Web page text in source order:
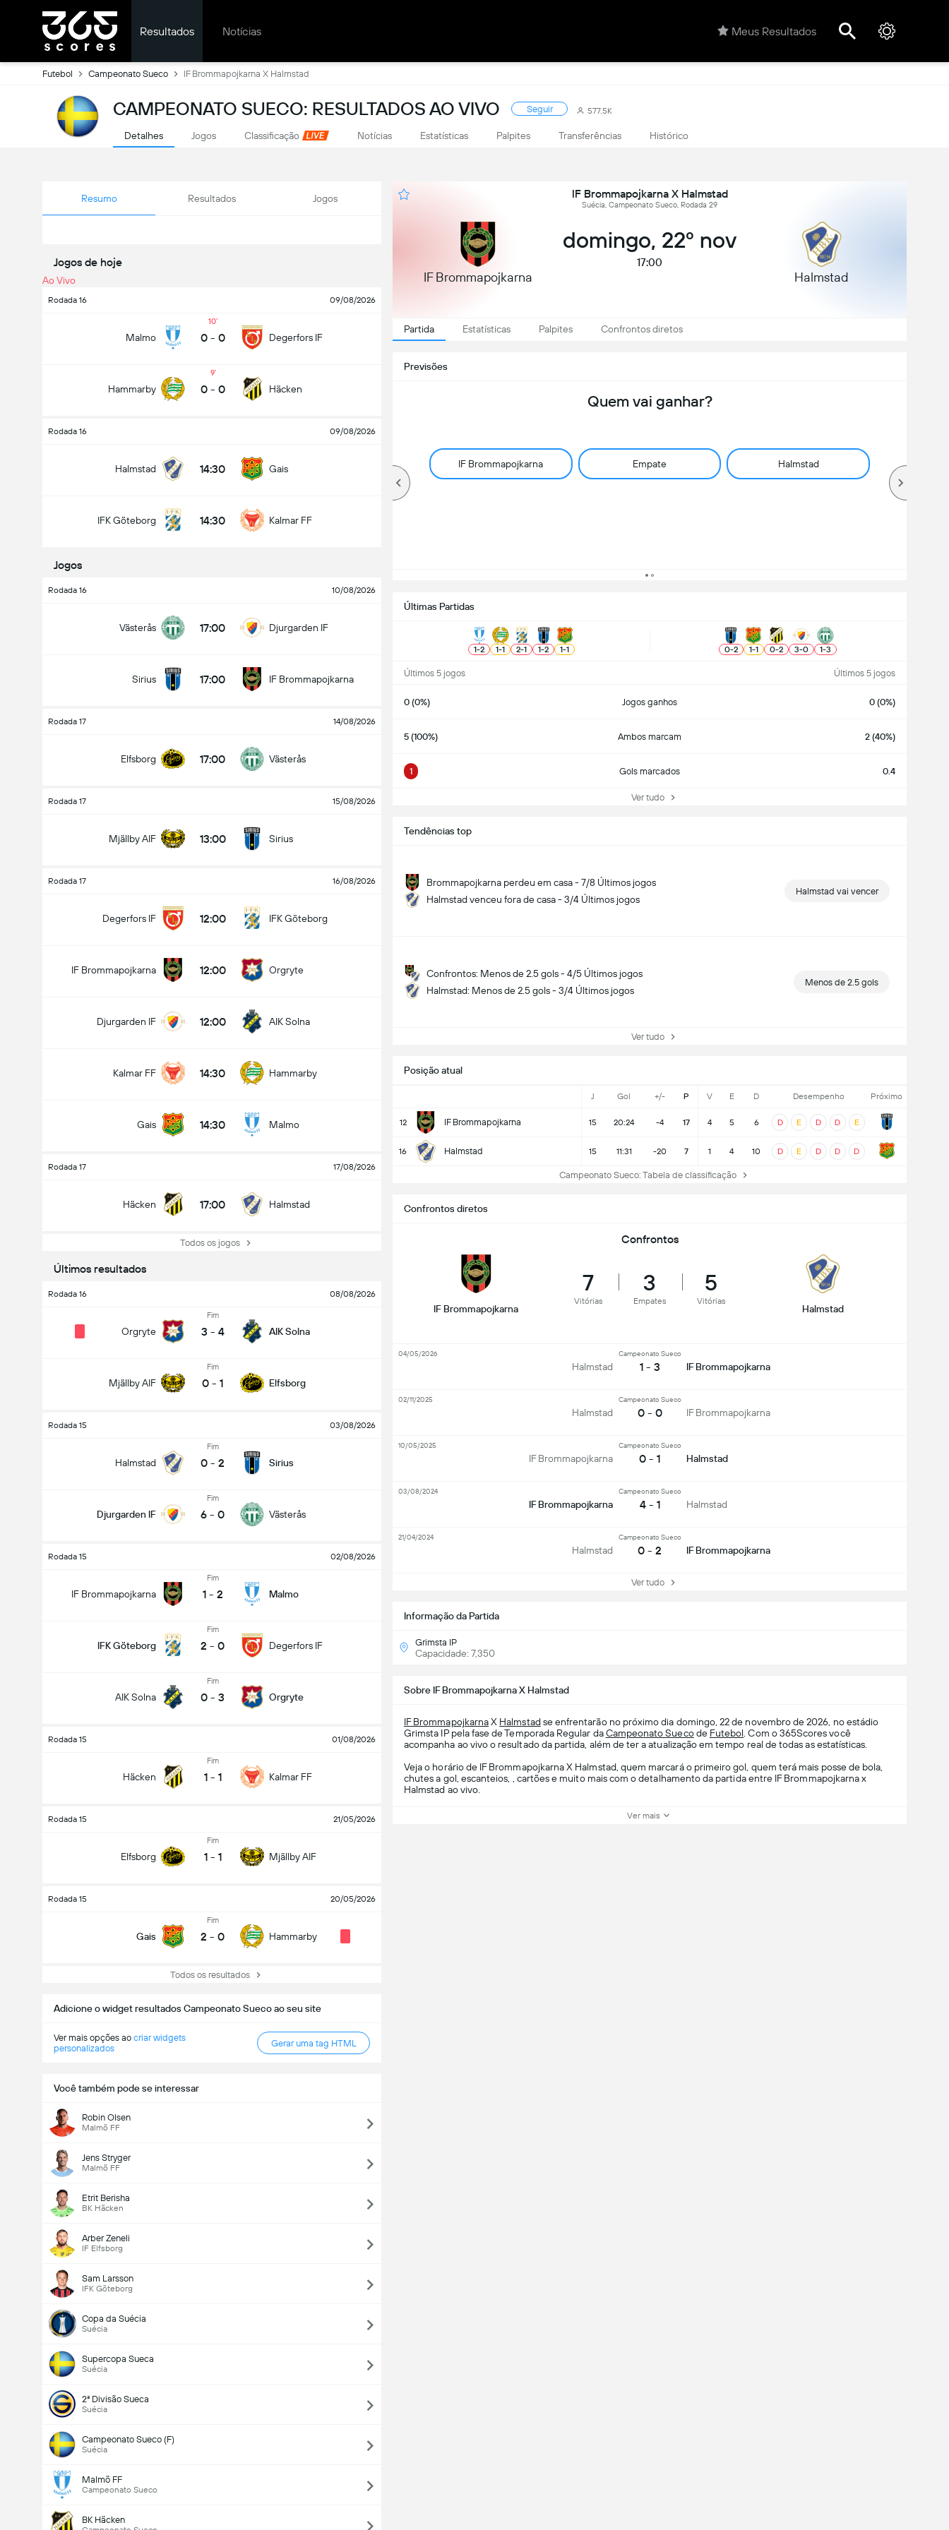
Resultados Notícias Meus Resultados
Futebol Campeonato Sueco IF Brommapojkarna X Halmstad
CAMPEONATO SUECO: RESULTADOS AO VIVO Seguir 577.5K
Detalhes Jogos Classificação Notícias Estatísticas Palpites Transferências Histórico
Resumo Resultados Jogos
Jogos de hoje
Ao Vivo
Rodada 16 09/08/2026
Malmo
10
0 - 0 Degerfors IF
Hammarby
9
0 - 0 Häcken
Rodada 16 09/08/2026
Halmstad 14:30 Gais
IFK Göteborg 14:30 Kalmar FF
Jogos
Rodada 16 10/08/2026
Västerås 17:00 Djurgarden IF
Sirius 17:00 IF Brommapojkarna
Rodada 17 14/08/2026
Elfsborg 17:00 Västerås
Rodada 17 15/08/2026
Mjällby AIF 13:00 Sirius
Rodada 17 16/08/2026
Degerfors IF 12:00 IFK Göteborg
IF Brommapojkarna 12:00 Orgryte
Djurgarden IF 12:00 AIK Solna
Kalmar FF 14:30 Hammarby
Gais 14:30 Malmo
Rodada 17 17/08/2026
Häcken 17:00 Halmstad
Todos os jogos
Últimos resultados
Rodada 16 08/08/2026
Orgryte
Fim
3 - 4 AIK Solna
Mjällby AIF
Fim
0 - 1 Elfsborg
Rodada 15 03/08/2026
Halmstad
Fim
0 - 2 Sirius
Djurgarden IF
Fim
6 - 0 Västerås
Rodada 15 02/08/2026
IF Brommapojkarna
Fim
1 - 2 Malmo
IFK Göteborg
Fim
2 - 0 Degerfors IF
AIK Solna
Fim
0 - 3 Orgryte
Rodada 15 01/08/2026
Häcken
Fim
1 - 1 Kalmar FF
Rodada 15 21/05/2026
Elfsborg
Fim
1 - 1 Mjällby AIF
Rodada 15 20/05/2026
Gais
Fim
2 - 0 Hammarby
Todos os resultados
Adicione o widget resultados Campeonato Sueco ao seu site
Ver mais opções ao criar widgets
personalizados
Gerar uma tag HTML
Você também pode se interessar
Robin Olsen
Malmö FF
Jens Stryger
Malmö FF
Etrit Berisha
BK Häcken
Arber Zeneli
IF Elfsborg
Sam Larsson
IFK Göteborg
Copa da Suécia
Suécia
Supercopa Sueca
Suécia
2ª Divisão Sueca
Suécia
Campeonato Sueco (F)
Suécia
Malmö FF
Campeonato Sueco
BK Häcken
IF Brommapojkarna X Halmstad
Suécia, Campeonato Sueco, Rodada 29
IF Brommapojkarna
domingo, 22º nov
17:00
Halmstad
Partida Estatísticas Palpites Confrontos diretos
Previsões
Quem vai ganhar?
IF Brommapojkarna Empate Halmstad
Total de Gols (2.5)
Mais que
Últimas Partidas
1-2 1-1 2-1 1-2 1-1 0-2 1-1 0-2 3-0 1-3
Últimos 5 jogos Últimos 5 jogos
0 (0%) Jogos ganhos 0 (0%)
5 (100%) Ambos marcam 2 (40%)
1 Gols marcados 0.4
Ver tudo
Tendências top
Brommapojkarna perdeu em casa - 7/8 Últimos jogos
Halmstad venceu fora de casa - 3/4 Últimos jogos
Halmstad vai vencer
Confrontos: Menos de 2.5 gols - 4/5 Últimos jogos
Halmstad: Menos de 2.5 gols - 3/4 Últimos jogos
Menos de 2.5 gols
Ver tudo
Posição atual
J Gol +/- P V E D Desempenho Próximo
12 IF Brommapojkarna 15 20:24 -4 17 4 5 6 D E D D E
16 Halmstad 15 11:31 -20 7 1 4 10 D E D D D
Campeonato Sueco: Tabela de classificação
Informação da Partida
Grimsta IP
Capacidade: 7,350
Confrontos diretos
Confrontos
IF Brommapojkarna
7
Vitórias
3
Empates
5
Vitórias
Halmstad
Halmstad
Campeonato Sueco
1 - 3 IF Brommapojkarna
04/05/2026
Halmstad
Campeonato Sueco
0 - 0 IF Brommapojkarna
02/11/2025
IF Brommapojkarna
Campeonato Sueco
0 - 1 Halmstad
10/05/2025
IF Brommapojkarna
Campeonato Sueco
4 - 1 Halmstad
03/08/2024
Halmstad
Campeonato Sueco
0 - 2 IF Brommapojkarna
21/04/2024
Ver tudo
Sobre IF Brommapojkarna X Halmstad
IF BrommapojkarnaX Halmstadse enfrentarão no próximo dia domingo, 22 de novembro de 2026, no estádio
Grimsta IP pela fase de Temporada Regular daCampeonato Suecode Futebol . Com o 365Scores você
acompanha ao vivo o resultado da partida, além de ter a atualização em tempo real de todas as estatísticas.
Veja o horário de IF Brommapojkarna X Halmstad, quem marcará o primeiro gol, quem terá mais posse de bola,
chutes a gol, escanteios, , cartões e muito mais com o detalhamento da partida entre IF Brommapojkarna x
Halmstad ao vivo.
Ver mais